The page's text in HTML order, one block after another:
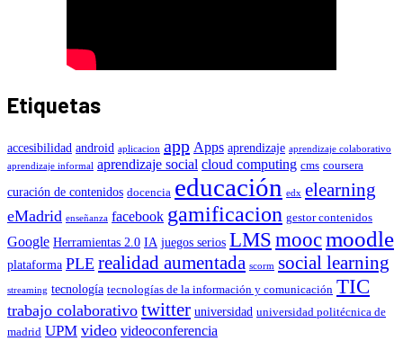
Etiquetas
accesibilidad android aplicacion app Apps aprendizaje aprendizaje colaborativo
aprendizaje informal aprendizaje social cloud computing cms coursera
curación de contenidos docencia educación edx elearning
eMadrid enseñanza facebook gamificacion gestor contenidos
Google Herramientas 2.0 IA juegos serios LMS moocmoodle
plataforma PLE realidad aumentada scorm social learning
streaming tecnología tecnologías de la información y comunicación TIC
trabajo colaborativo twitter universidad universidad politécnica de
madrid UPM video videoconferencia